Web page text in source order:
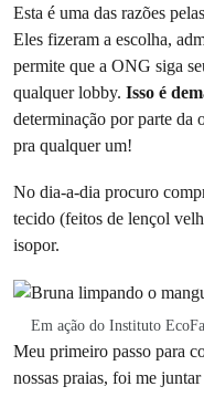
Esta é uma das razões
Eles fizeram a escolha,
permite que a ONG siga
qualquer lobby. Isso é
determinação por parte da
pra qualquer um!
No dia-a-dia procuro
tecido (feitos de lençol
isopor.
Em ação do Instituto
Meu primeiro passo para
nossas praias, foi me